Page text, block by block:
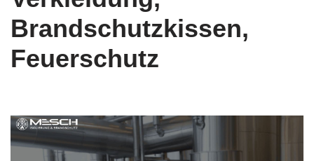
Brandschutzkissen,
Feuerschutz